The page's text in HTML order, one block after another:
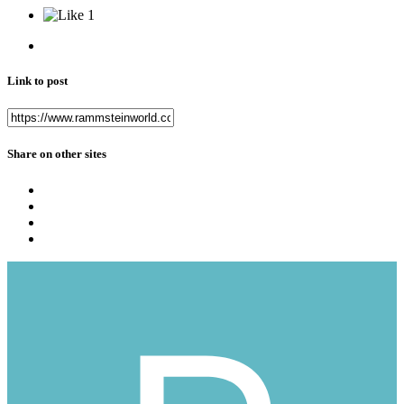
1
Link to post
Share on other sites